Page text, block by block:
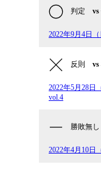
判定 vs
2022年9月4日
反則 vs
2022年5月28日
vol.4
勝敗無し
2022年4月10日